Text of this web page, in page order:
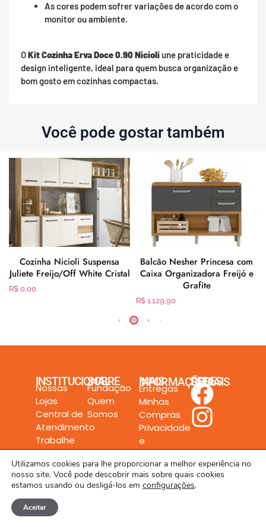
As cores podem sofrer variações de acordo com o
monitor ou ambiente.
OKit Cozinha Erva Doce 0.90 Nicioliune praticidade e
design inteligente, ideal para quem busca organização e
bom gosto em cozinhas compactas.
Você pode gostar também
Cozinha Nicioli Suspensa
Juliete Freijo/Off White Cristal
R$ 0,00
Balcão Nesher Princesa com
Caixa Organizadora Freijó e
Grafite
R$ 1.129,90
INSTITUCIONAL
Nossas
Lojas
Central de
Atendimento
Trabalhe
Conosco
SOBRE
Fundação
Quem
Somos
MAIS INFORMAÇÕES
Entregas
Minhas
Compras
Privacidade
e
Segurança
REDES SOCIAIS
Todos os direitos reservados a Rede Unilar LTDA. © 2024
Utilizamos cookies para lhe proporcionar a melhor experiência no
nosso site. Você pode descobrir mais sobre quais cookies
estamos usando ou desligá-los em configurações.
Aceitar